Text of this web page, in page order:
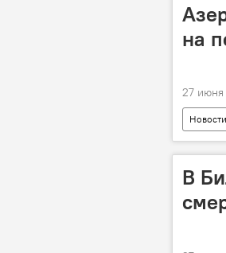
на
27 июня
Новости
В